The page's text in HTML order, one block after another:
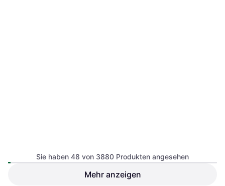
Sie haben 48 von 3880 Produkten angesehen
Mehr anzeigen